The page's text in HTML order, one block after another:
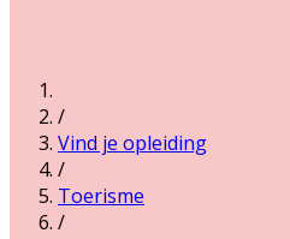
/
Vind je opleiding
/
Toerisme
/